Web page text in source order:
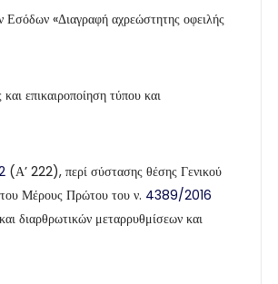
«Διαγραφή αχρεώστητης οφειλής
επικαιροποίηση τύπου και
(Α’ 222), περί σύστασης θέσης Γενικού
Μέρους Πρώτου του ν. 4389/2016
διαρθρωτικών μεταρρυθμίσεων και